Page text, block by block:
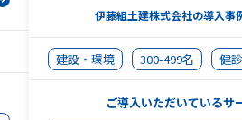
伊藤組土建株式会社の導入事
建設・環境 300-499名 健
ご導入いただいているサ